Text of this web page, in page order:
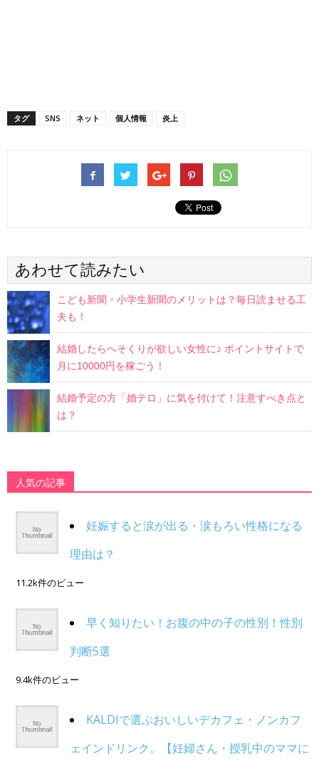
タグ SNS ネット 個人情報 炎上
あわせて読みたい
こども新聞・小学生新聞のメリットは？毎日読ませる工
夫も！
結婚したらへそくりが欲しい女性に♪ ポイントサイトで
月に10000円を稼ごう！
結婚予定の方「婚テロ」に気を付けて！注意すべき点と
は？
人気の記事
妊娠すると涙が出る・涙もろい性格になる
理由は？
11.2k件のビュー
早く知りたい！お腹の中の子の性別！性別
判断5選
9.4k件のビュー
KALDIで選ぶおいしいデカフェ・ノンカフ
ェインドリンク。【妊婦さん・授乳中のママに